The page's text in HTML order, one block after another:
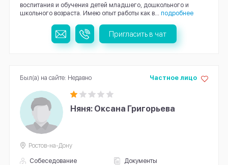
воспитания и обучения детей младшего, дошкольного и
школьного возраста. Имею опыт работы как в... подробнее
Пригласить в чат
Няня: Оксана Григорьева
Собеседование
Документы
Частное лицо
Ростов-на-Дону
Был(а) на сайте: Недавно